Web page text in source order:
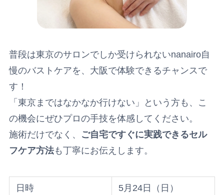
普段は東京のサロンでしか受けられないnanairo自
慢のバストケアを、大阪で体験できるチャンスで
す！
「東京まではなかなか行けない」という方も、こ
の機会にぜひプロの手技を体感してください。
施術だけでなく、
ご自宅ですぐに実践できるセル
フケア方法も丁寧にお伝えします。
日時
5月24日（日）